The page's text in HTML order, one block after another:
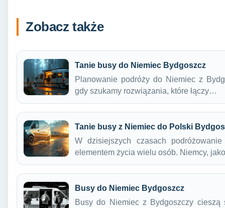
Zobacz także
Tanie busy do Niemiec Bydgoszcz
Planowanie podróży do Niemiec z
gdy szukamy rozwiązania, które łączy…
Tanie busy z Niemiec do Polski
W dzisiejszych czasach
elementem życia wielu osób. Niemcy,
Busy do Niemiec Bydgoszcz
Busy do Niemiec z Bydgoszczy cieszą